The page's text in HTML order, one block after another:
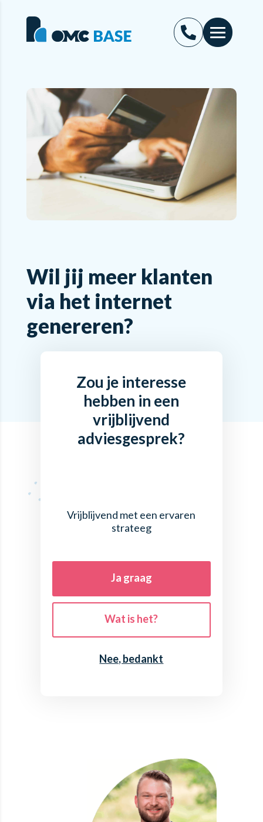
Wil jij meer klanten
via het internet
genereren?
Zou je interesse
hebben in een
vrijblijvend
adviesgesprek?
Vrijblijvend met een ervaren
strateeg
Ja graag
Wat is het?
Nee, bedankt